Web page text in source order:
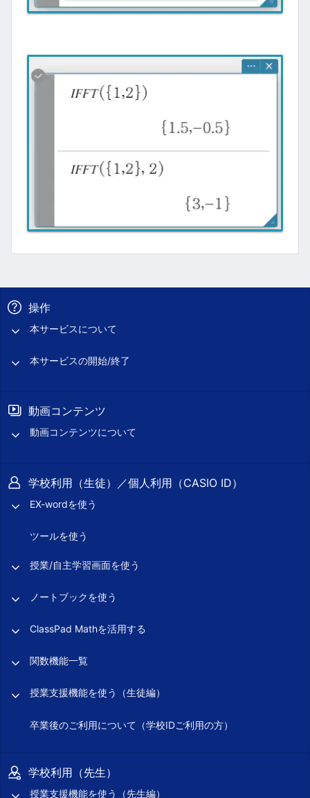
操作
本サービスについて
本サービスの開始/終了
動画コンテンツ
動画コンテンツについて
学校利用（生徒）／個人利用（CASIO ID）
EX-wordを使う
ツールを使う
授業/自主学習画面を使う
ノートブックを使う
ClassPad Mathを活用する
関数機能一覧
授業支援機能を使う（生徒編）
卒業後のご利用について（学校IDご利用の方）
学校利用（先生）
授業支援機能を使う（先生編）